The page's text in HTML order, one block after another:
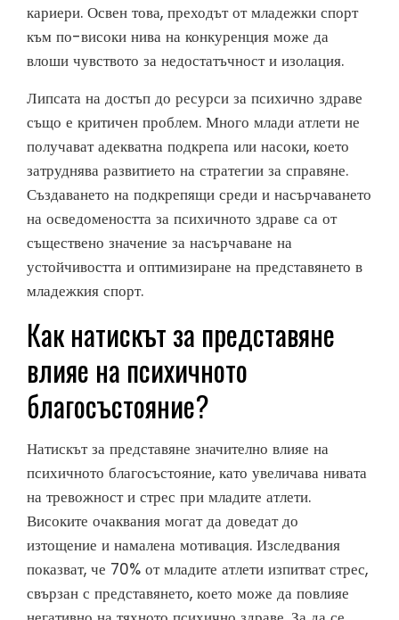
кариери. Освен това, преходът от младежки спорт
към по-високи нива на конкуренция може да
влоши чувството за недостатъчност и изолация.
Липсата на достъп до ресурси за психично здраве
също е критичен проблем. Много млади атлети не
получават адекватна подкрепа или насоки, което
затруднява развитието на стратегии за справяне.
Създаването на подкрепящи среди и насърчаването
на осведомеността за психичното здраве са от
съществено значение за насърчаване на
устойчивостта и оптимизиране на представянето в
младежкия спорт.
Как натискът за представяне
влияе на психичното
благосъстояние?
Натискът за представяне значително влияе на
психичното благосъстояние, като увеличава нивата
на тревожност и стрес при младите атлети.
Високите очаквания могат да доведат до
изтощение и намалена мотивация. Изследвания
показват, че 70% от младите атлети изпитват стрес,
свързан с представянето, което може да повлияе